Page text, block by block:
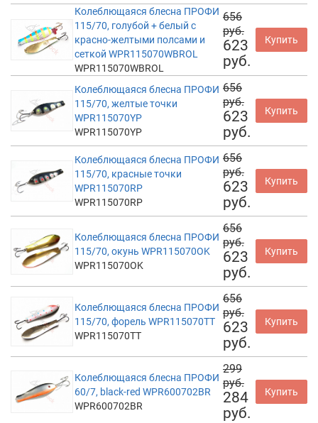
Колеблющаяся блесна ПРОФИ
115/70, голубой + белый с
красно-желтыми полсами и
сеткой WPR115070WBROL
WPR115070WBROL
656
руб.
623
руб.
Купить
Колеблющаяся блесна ПРОФИ
115/70, желтые точки
WPR115070YP
WPR115070YP
656
руб.
623
руб.
Купить
Колеблющаяся блесна ПРОФИ
115/70, красные точки
WPR115070RP
WPR115070RP
656
руб.
623
руб.
Купить
Колеблющаяся блесна ПРОФИ
115/70, окунь WPR115070OK
WPR115070OK
656
руб.
623
руб.
Купить
Колеблющаяся блесна ПРОФИ
115/70, форель WPR115070TT
WPR115070TT
656
руб.
623
руб.
Купить
Колеблющаяся блесна ПРОФИ
60/7, black-red WPR600702BR
WPR600702BR
299
руб.
284
руб.
Купить